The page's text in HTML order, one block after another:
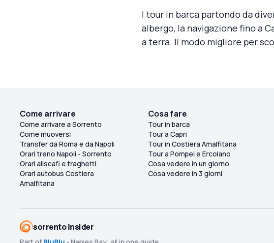
I tour in barca partondo da
albergo, la navigazione fino a
a terra. Il modo migliore per
Come arrivare
Come arrivare a Sorrento
Come muoversi
Transfer da Roma e da Napoli
Orari treno Napoli - Sorrento
Orari aliscafi e traghetti
Orari autobus Costiera
Amalfitana
Cosa fare
Tour in barca
Tour a Capri
Tour in Costiera Amalfitana
Tour a Pompei e Ercolano
Cosa vedere in un giorno
Cosa vedere in 3 giorni
sorrento insider